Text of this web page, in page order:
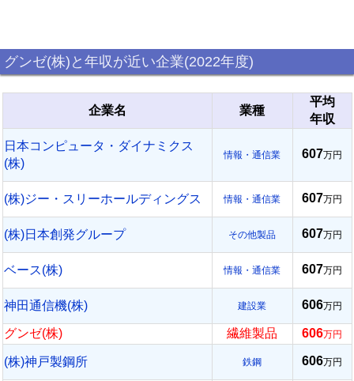
グンゼ(株)と年収が近い企業(2022年度)
企業名 業種
平均
年収
日本コンピュータ・ダイナミクス
(株)
情報・通信業 607万円
(株)ジー・スリーホールディングス 情報・通信業 607万円
(株)日本創発グループ その他製品 607万円
ベース(株) 情報・通信業 607万円
神田通信機(株) 建設業 606万円
グンゼ(株) 繊維製品 606万円
(株)神戸製鋼所 鉄鋼 606万円